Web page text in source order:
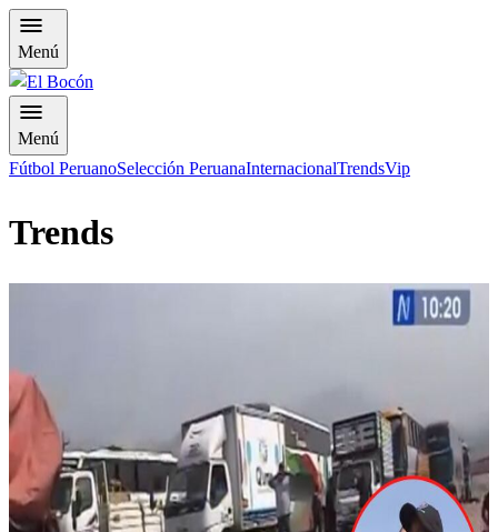
Menú
Menú
Fútbol PeruanoSelección PeruanaInternacionalTrendsVip
Trends